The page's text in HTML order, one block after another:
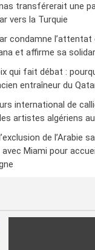
transférerait une
vers la Turquie
condamne
et affirme sa
qui fait débat :
entraîneur du
international de
artistes algériens
de l’Arabie
avec Miami pour